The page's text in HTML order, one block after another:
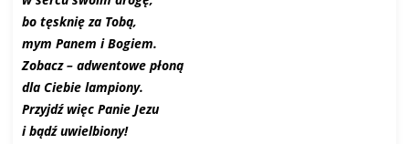
bo tęsknię za Tobą,
mym Panem i Bogiem.
Zobacz – adwentowe płoną
dla Ciebie lampiony.
Przyjdź więc Panie Jezu
i bądź uwielbiony!